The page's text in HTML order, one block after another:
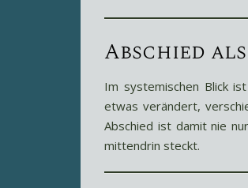
Abschied
Im systemischen Blick
etwas verändert,
Abschied ist damit nie
mittendrin steckt.